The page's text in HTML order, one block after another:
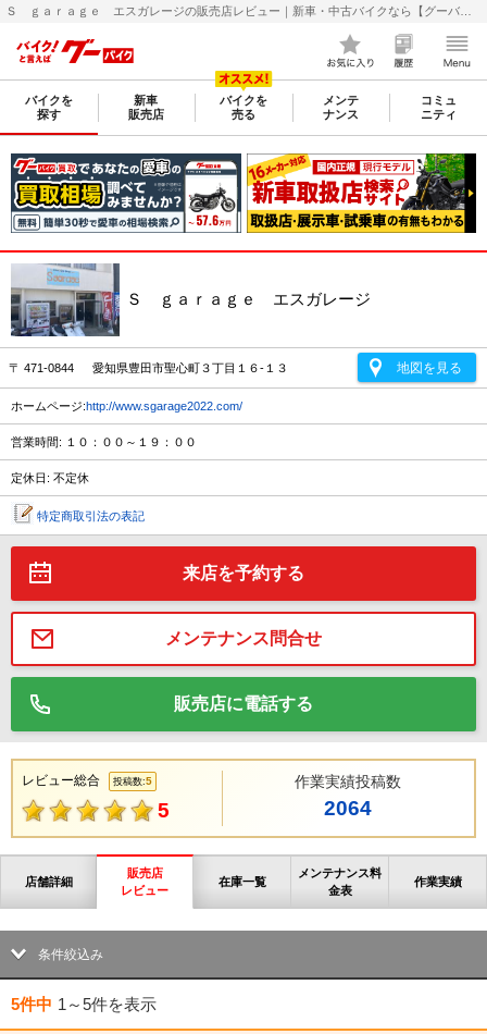
バイクを
探す
新車
販売店
バイクを
売る
メンテ
ナンス
コミュ
ニティ
Ｓ ｇａｒａｇｅ エスガレージ
〒 471-0844 愛知県豊田市聖心町３丁目１６-１３ 地図を見る
ホームページ:http://www.sgarage2022.com/
営業時間: １０：００～１９：００
定休日: 不定休
特定商取引法の表記
来店を予約する
メンテナンス問合せ
販売店に電話する
レビュー総合 投稿数:5
5
作業実績投稿数
2064
店舗詳細
販売店
レビュー
在庫一覧
メンテナンス料
金表
作業実績
条件絞込み
5件中 1～5件を表示